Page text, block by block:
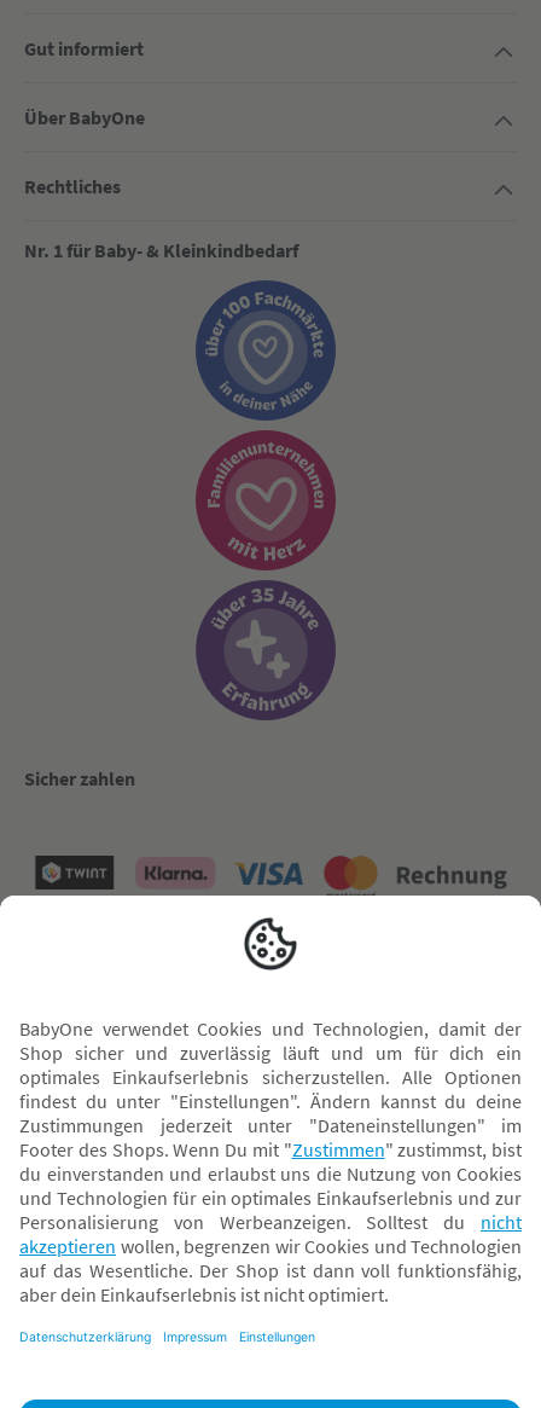
Gut informiert
Über BabyOne
Rechtliches
Nr. 1 für Baby- & Kleinkindbedarf
Sicher zahlen
* Alle Preise inkl. MwSt. und ggf. zzgl.Versandkosten. Der dargestellte Preis gilt -
abhängig von der von dir gewählten Option - im BabyOne-Onlineshop oder bei
Abholung in dem von dir gewählten BabyOne-Franchise-Betrieb. Der für den
Onlineshop geltende Preis stellt bei einem Verkauf durch unsere Franchise-
Nehmer eine unverbindliche Preisempfehlung dar. Der Verkaufspreis der
Franchise-Nehmer im Rahmen der Option „Reservieren und Abholen“ kann
Versandzeiten gelten nur bei Bezahlung mit einer der folgenden Zahlarten: